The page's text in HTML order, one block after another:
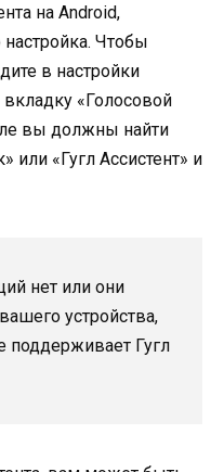
на Android,
Чтобы
в настройки
«Голосовой
вы должны найти
«Гугл Ассистент» и
нет или они
устройства,
поддерживает Гугл